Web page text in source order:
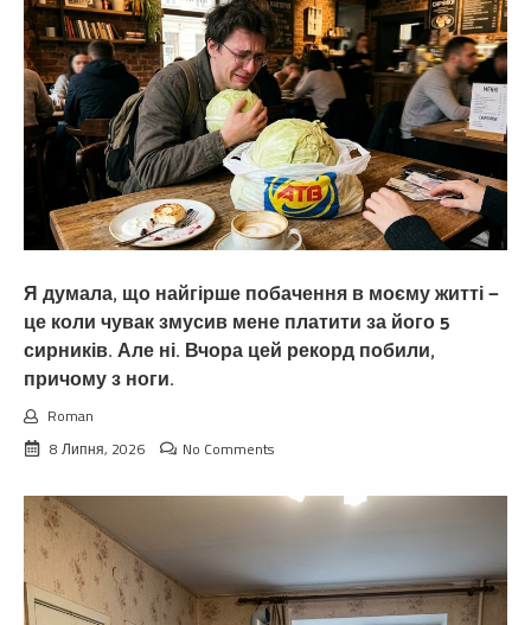
Я думала, що найгірше побачення в моєму житті —
це коли чувак змусив мене платити за його 5
сирників. Але ні. Вчора цей рекорд побили,
причому з ноги.
Roman
8 Липня, 2026
No Comments